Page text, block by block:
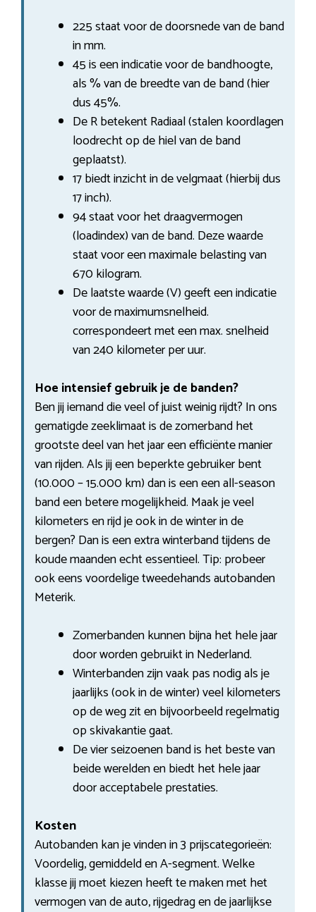
225 staat voor de doorsnede van de band
in mm.
45 is een indicatie voor de bandhoogte,
als % van de breedte van de band (hier
dus 45%.
De R betekent Radiaal (stalen koordlagen
loodrecht op de hiel van de band
geplaatst).
17 biedt inzicht in de velgmaat (hierbij dus
17 inch).
94 staat voor het draagvermogen
(loadindex) van de band. Deze waarde
staat voor een maximale belasting van
670 kilogram.
De laatste waarde (V) geeft een indicatie
voor de maximumsnelheid.
correspondeert met een max. snelheid
van 240 kilometer per uur.
Hoe intensief gebruik je de banden?
Ben jij iemand die veel of juist weinig rijdt? In ons
gematigde zeeklimaat is de zomerband het
grootste deel van het jaar een efficiënte manier
van rijden. Als jij een beperkte gebruiker bent
(10.000 – 15.000 km) dan is een een all-season
band een betere mogelijkheid. Maak je veel
kilometers en rijd je ook in de winter in de
bergen? Dan is een extra winterband tijdens de
koude maanden echt essentieel. Tip: probeer
ook eens voordelige tweedehands autobanden
Meterik.
Zomerbanden kunnen bijna het hele jaar
door worden gebruikt in Nederland.
Winterbanden zijn vaak pas nodig als je
jaarlijks (ook in de winter) veel kilometers
op de weg zit en bijvoorbeeld regelmatig
op skivakantie gaat.
De vier seizoenen band is het beste van
beide werelden en biedt het hele jaar
door acceptabele prestaties.
Kosten
Autobanden kan je vinden in 3 prijscategorieën:
Voordelig, gemiddeld en A-segment. Welke
klasse jij moet kiezen heeft te maken met het
vermogen van de auto, rijgedrag en de jaarlijkse